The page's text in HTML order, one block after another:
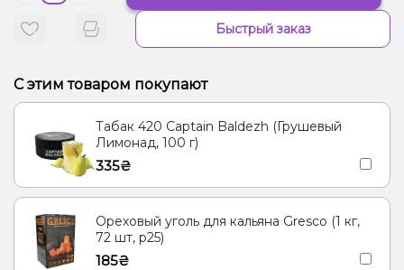
Быстрый заказ
С этим товаром покупают
Табак 420 Captain Baldezh (Грушевый
Лимонад, 100 г)
335₴
Ореховый уголь для кальяна Gresco (1 кг,
72 шт, р25)
185₴